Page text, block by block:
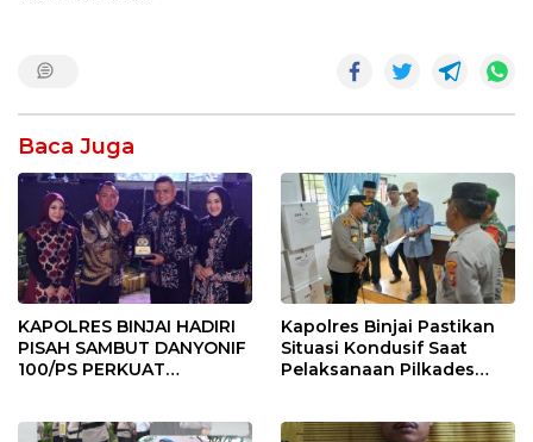
Baca Juga
KAPOLRES BINJAI HADIRI
PISAH SAMBUT DANYONIF
100/PS PERKUAT
Kapolres Binjai Pastikan
Situasi Kondusif Saat
Pelaksanaan Pilkades